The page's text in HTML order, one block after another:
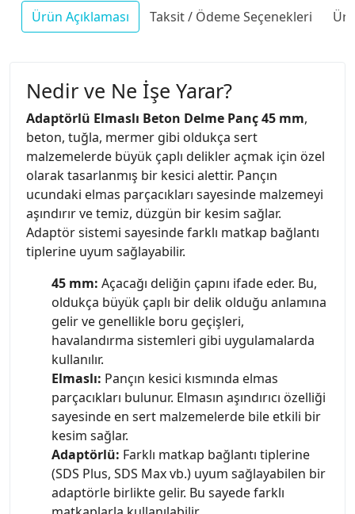
Ürün Açıklaması Taksit / Ödeme Seçenekleri
Nedir ve Ne İşe Yarar?
Adaptörlü Elmaslı Beton Delme Panç 45 mm,
beton, tuğla, mermer gibi oldukça sert
malzemelerde büyük çaplı delikler açmak için özel
olarak tasarlanmış bir kesici alettir. Pançın
ucundaki elmas parçacıkları sayesinde malzemeyi
aşındırır ve temiz, düzgün bir kesim sağlar.
Adaptör sistemi sayesinde farklı matkap bağlantı
tiplerine uyum sağlayabilir.
45 mm: Açacağı deliğin çapını ifade eder. Bu,
oldukça büyük çaplı bir delik olduğu anlamına
gelir ve genellikle boru geçişleri,
havalandırma sistemleri gibi uygulamalarda
kullanılır.
Elmaslı: Pançın kesici kısmında elmas
parçacıkları bulunur. Elmasın aşındırıcı özelliği
sayesinde en sert malzemelerde bile etkili bir
kesim sağlar.
Adaptörlü: Farklı matkap bağlantı tiplerine
(SDS Plus, SDS Max vb.) uyum sağlayabilen bir
adaptörle birlikte gelir. Bu sayede farklı